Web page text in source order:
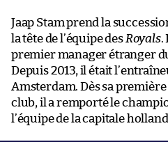
Jaap Stam prend la
la tête de l’équipe des Royals.
premier manager étranger
Depuis 2013, il était
Amsterdam. Dès sa
club, il a remporté le
l’équipe de la capitale